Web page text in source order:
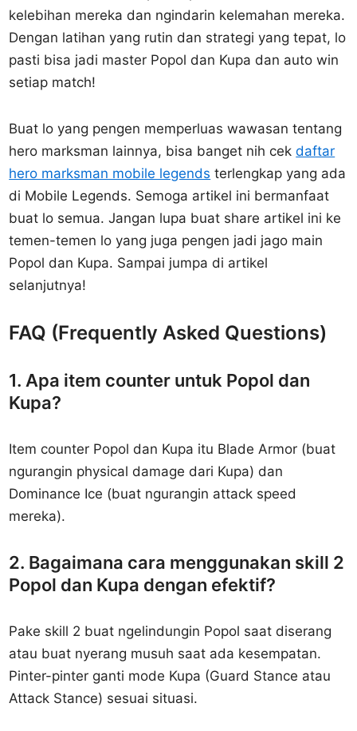
kelebihan mereka dan ngindarin kelemahan mereka.
Dengan latihan yang rutin dan strategi yang tepat, lo
pasti bisa jadi master Popol dan Kupa dan auto win
setiap match!
Buat lo yang pengen memperluas wawasan tentang
hero marksman lainnya, bisa banget nih cekdaftar
hero marksman mobile legends terlengkap yang ada
di Mobile Legends. Semoga artikel ini bermanfaat
buat lo semua. Jangan lupa buat share artikel ini ke
temen-temen lo yang juga pengen jadi jago main
Popol dan Kupa. Sampai jumpa di artikel
selanjutnya!
FAQ (Frequently Asked Questions)
1. Apa item counter untuk Popol dan
Kupa?
Item counter Popol dan Kupa itu Blade Armor (buat
ngurangin physical damage dari Kupa) dan
Dominance Ice (buat ngurangin attack speed
mereka).
2. Bagaimana cara menggunakan skill 2
Popol dan Kupa dengan efektif?
Pake skill 2 buat ngelindungin Popol saat diserang
atau buat nyerang musuh saat ada kesempatan.
Pinter-pinter ganti mode Kupa (Guard Stance atau
Attack Stance) sesuai situasi.